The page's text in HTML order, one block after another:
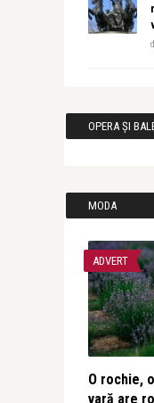
OPERA ȘI
MODA
ADVERT
O rochie,
vară are